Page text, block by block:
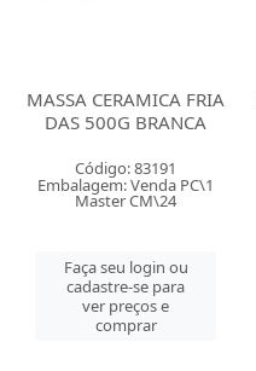
MASSA CERAMICA FRIA
DAS 500G BRANCA
Código: 83191
Embalagem: Venda PC\1
Master CM\24
Faça seu login ou
cadastre-se para
ver preços e
comprar